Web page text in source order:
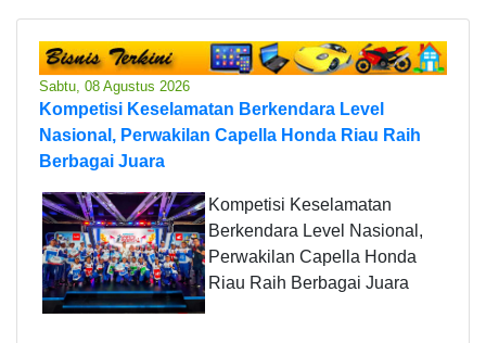
Sabtu, 08 Agustus 2026
Kompetisi Keselamatan Berkendara Level
Nasional, Perwakilan Capella Honda Riau Raih
Berbagai Juara
Kompetisi Keselamatan
Berkendara Level Nasional,
Perwakilan Capella Honda
Riau Raih Berbagai Juara